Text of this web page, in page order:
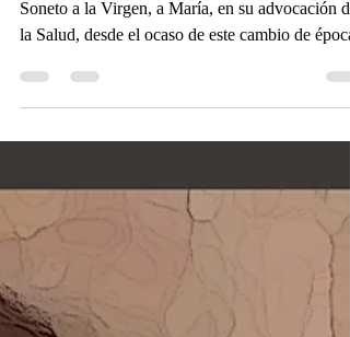
Mujer que nos donaste
la Salud, desde el ocaso de este cambio de época.